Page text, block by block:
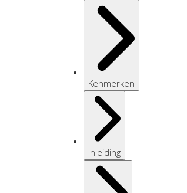
Kenmerken
Inleiding